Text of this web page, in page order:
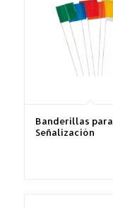
Banderillas para
Señalización